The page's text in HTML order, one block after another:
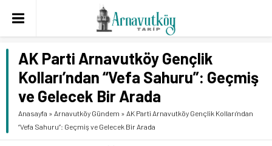
AK Parti Arnavutköy Gençlik
Kolları’ndan “Vefa Sahuru”: Geçmiş
ve Gelecek Bir Arada
Anasayfa » Arnavutköy Gündem » AK Parti Arnavutköy Gençlik Kolları’ndan
“Vefa Sahuru”: Geçmiş ve Gelecek Bir Arada